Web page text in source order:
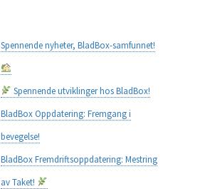
Spennende nyheter, BladBox-samfunnet!
Spennende utviklinger hos BladBox!
BladBox Oppdatering: Fremgang i
bevegelse!
BladBox Fremdriftsoppdatering: Mestring
av Taket!